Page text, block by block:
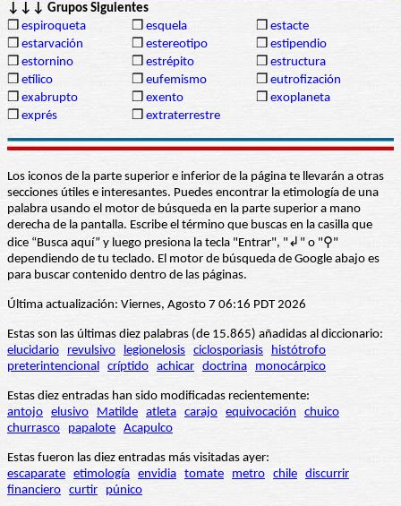
↓↓↓ Grupos Siguientes
❒ espiroqueta ❒ esquela ❒ estacte
❒ estarvación ❒ estereotipo ❒ estipendio
❒ estornino ❒ estrépito ❒ estructura
❒ etílico ❒ eufemismo ❒ eutrofización
❒ exabrupto ❒ exento ❒ exoplaneta
❒ exprés ❒ extraterrestre
Los iconos de la parte superior e inferior de la página te llevarán a otras
secciones útiles e interesantes. Puedes encontrar la etimología de una
palabra usando el motor de búsqueda en la parte superior a mano
derecha de la pantalla. Escribe el término que buscas en la casilla que
dice “Busca aquí” y luego presiona la tecla "Entrar", "↲" o "⚲"
dependiendo de tu teclado. El motor de búsqueda de Google abajo es
para buscar contenido dentro de las páginas.
Última actualización: Viernes, Agosto 7 06:16 PDT 2026
Estas son las últimas diez palabras (de 15.865) añadidas al diccionario:
elucidario
revulsivo legionelosis ciclosporiasis
histótrofo
preterintencional
críptido achicar doctrina monocárpico
Estas diez entradas han sido modificadas recientemente:
antojo elusivo Matilde atleta carajo equivocación
chuico
churrasco
papalote Acapulco
Estas fueron las diez entradas más visitadas ayer:
escaparate etimología envidia tomate metro chile discurrir
financiero curtir púnico